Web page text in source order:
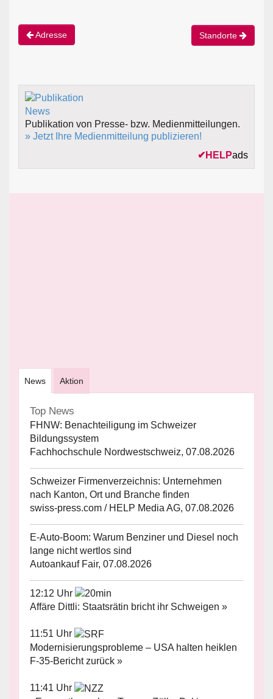
Adresse Standorte
Publikation von Presse- bzw. Medienmitteilungen.
» Jetzt Ihre Medienmitteilung publizieren!
✔ HELPads
News Aktion
Top News
FHNW: Benachteiligung im Schweizer
Bildungssystem
Fachhochschule Nordwestschweiz, 07.08.2026
Schweizer Firmenverzeichnis: Unternehmen
nach Kanton, Ort und Branche finden
swiss-press.com / HELP Media AG, 07.08.2026
E-Auto-Boom: Warum Benziner und Diesel noch
lange nicht wertlos sind
Autoankauf Fair, 07.08.2026
12:12 Uhr
Affäre Dittli: Staatsrätin bricht ihr Schweigen »
11:51 Uhr
Modernisierungsprobleme – USA halten heiklen
F-35-Bericht zurück »
11:41 Uhr